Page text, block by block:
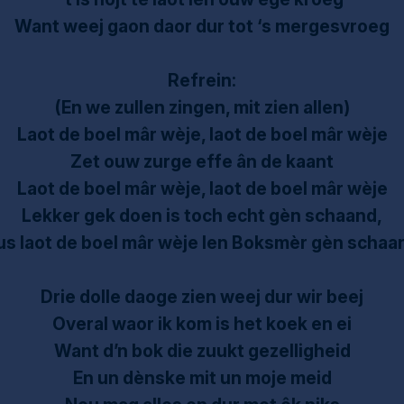
Want weej gaon daor dur tot ‘s mergesvroeg
Refrein:
(En we zullen zingen, mit zien allen)
Laot de boel mâr wèje, laot de boel mâr wèje
Zet ouw zurge effe ân de kaant
Laot de boel mâr wèje, laot de boel mâr wèje
Lekker gek doen is toch echt gèn schaand,
laot de boel mâr wèje Ien Boksmèr gèn
Drie dolle daoge zien weej dur wir beej
Overal waor ik kom is het koek en ei
Want d’n bok die zuukt gezelligheid
En un dènske mit un moje meid